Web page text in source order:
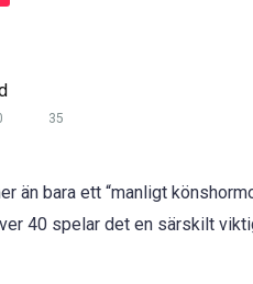
35
än bara ett “manligt
40 spelar det en särskilt